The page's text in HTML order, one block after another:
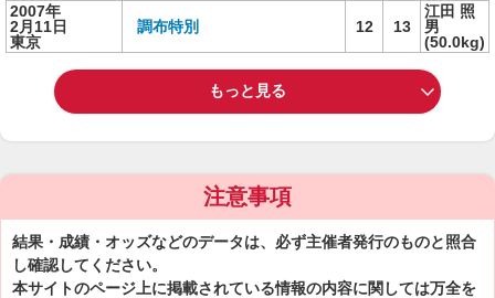
2007年
2月11日
東京
調布特別 12 13
江田 照
男
(50.0kg)
もっと見る
注意事項
結果・成績・オッズなどのデータは、必ず主催者発行のものと照合
し確認してください。
本サイトのページ上に掲載されている情報の内容に関しては万全を